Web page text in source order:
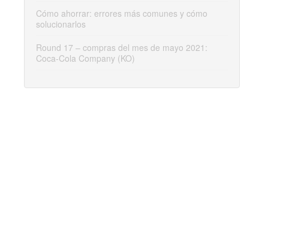
Cómo ahorrar: errores más comunes y cómo
solucionarlos
Round 17 – compras del mes de mayo 2021:
Coca-Cola Company (KO)